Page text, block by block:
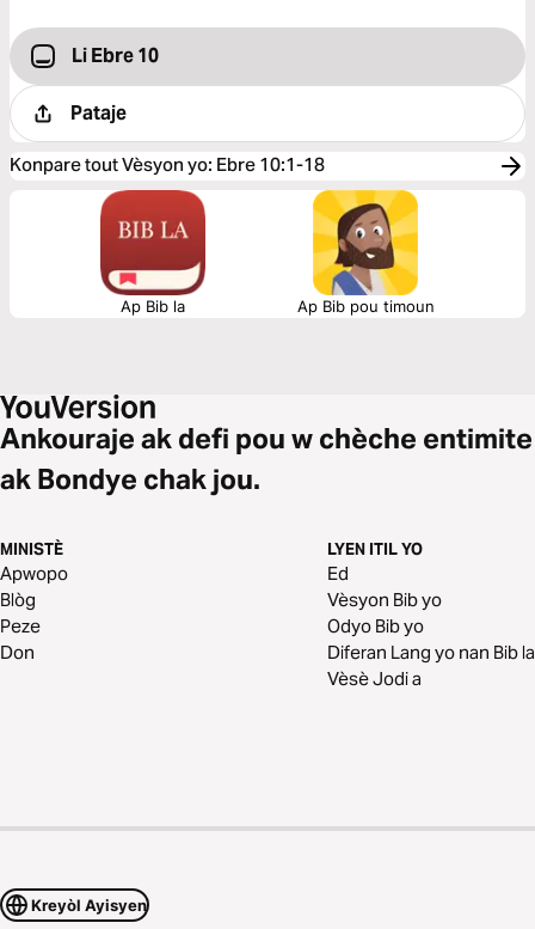
Li Ebre 10
Pataje
Konpare tout Vèsyon yo: Ebre 10:1-18
Ap Bib la Ap Bib pou timoun
Ankouraje ak defi pou w chèche entimite
ak Bondye chak jou.
MINISTÈ
Apwopo
Blòg
Peze
Don
LYEN ITIL YO
Ed
Vèsyon Bib yo
Odyo Bib yo
Diferan Lang yo nan Bib la
Vèsè Jodi a
Kreyòl Ayisyen